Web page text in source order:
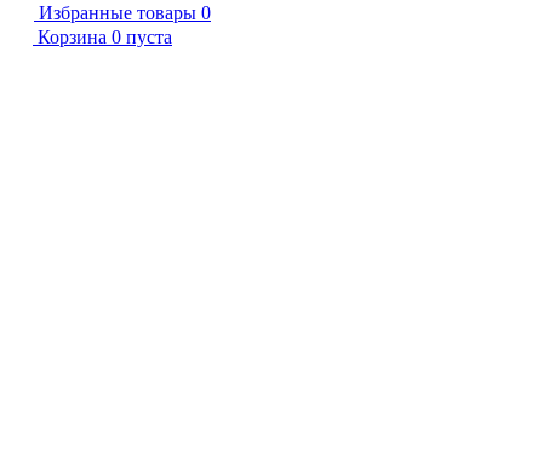
Избранные товары 0
Корзина 0 пуста